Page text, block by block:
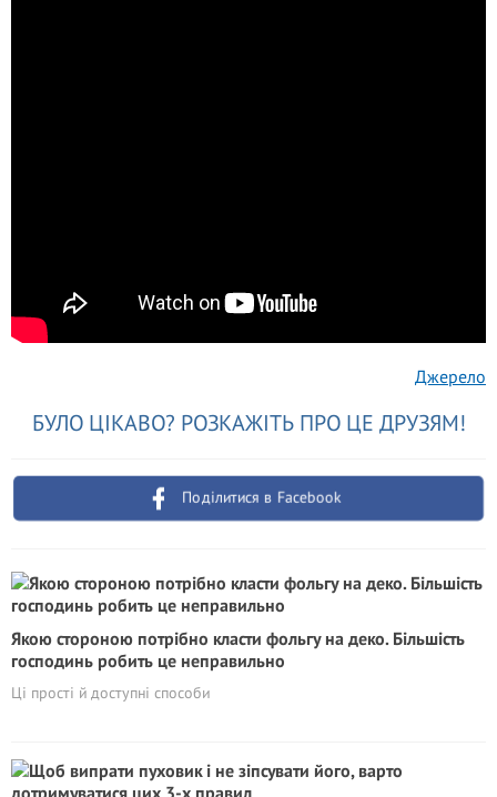
Джерело
БУЛО ЦІКАВО? РОЗКАЖІТЬ ПРО ЦЕ ДРУЗЯМ!
Поділитися в Facebook
Якою стороною потрібно класти фольгу на деко. Більшість
господинь робить це неправильно
Ці прості й доступні способи